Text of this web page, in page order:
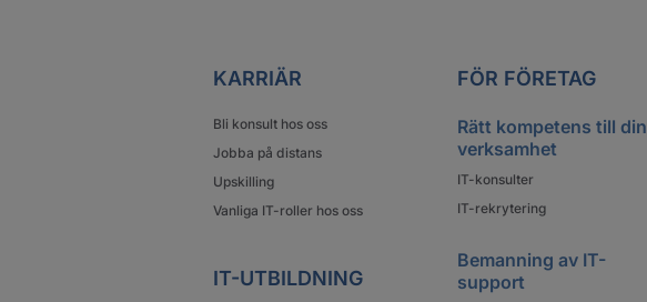
KARRIÄR
Bli konsult hos oss
Jobba på distans
Upskilling
Vanliga IT-roller hos oss
IT-UTBILDNING
FÖR FÖRETAG
Rätt kompetens till din
verksamhet
IT-konsulter
IT-rekrytering
Bemanning av IT-
support